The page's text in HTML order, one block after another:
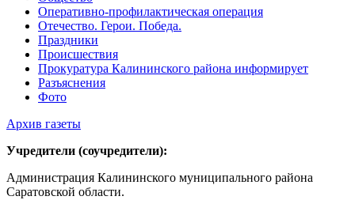
Оперативно-профилактическая операция
Отечество. Герои. Победа.
Праздники
Происшествия
Прокуратура Калининского района информирует
Разъяснения
Фото
Архив газеты
Учредители (соучредители):
Администрация Калининского муниципального района
Саратовской области.